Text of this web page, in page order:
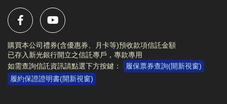
購買本公司禮券(含優惠券、月卡等)預收款項信託金額
已存入新光銀行開立之信託專戶，專款專用
如需查詢信託資訊請點選下方按鍵：
履保票券查詢(開新視窗)
履約保證證明書(開新視窗)